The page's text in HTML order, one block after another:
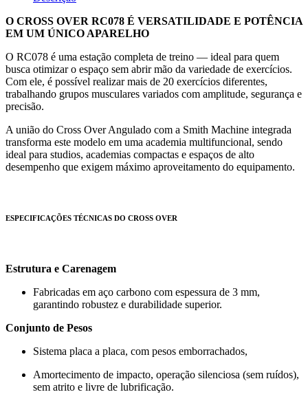
O CROSS OVER RC078 É VERSATILIDADE E POTÊNCIA
EM UM ÚNICO APARELHO
O RC078 é uma estação completa de treino — ideal para quem
busca otimizar o espaço sem abrir mão da variedade de exercícios.
Com ele, é possível realizar mais de 20 exercícios diferentes,
trabalhando grupos musculares variados com amplitude, segurança e
precisão.
A união do Cross Over Angulado com a Smith Machine integrada
transforma este modelo em uma academia multifuncional, sendo
ideal para studios, academias compactas e espaços de alto
desempenho que exigem máximo aproveitamento do equipamento.
ESPECIFICAÇÕES TÉCNICAS DO CROSS OVER
Estrutura e Carenagem
Fabricadas em aço carbono com espessura de 3 mm,
garantindo robustez e durabilidade superior.
Conjunto de Pesos
Sistema placa a placa, com pesos emborrachados,
Amortecimento de impacto, operação silenciosa (sem ruídos),
sem atrito e livre de lubrificação.